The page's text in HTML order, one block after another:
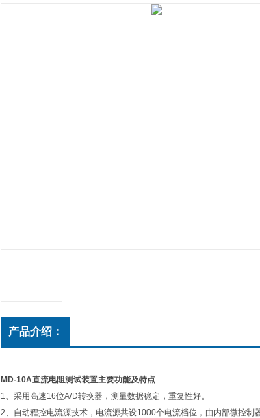
产品介绍：
MD-10A直流电阻测试装置主要功能及特点
1、采用高速16位A/D转换器，测量数据稳定，重复性好。
2、自动程控电流源技术，电流源共设1000个电流档位，由内部微控制